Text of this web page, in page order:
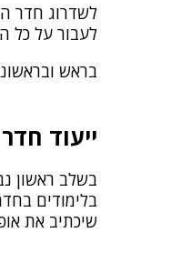
לשדרוג חדר
לעבור על כל
בראש
ייעוד
בשלב ראשון
בלימודים
שיכתיב את